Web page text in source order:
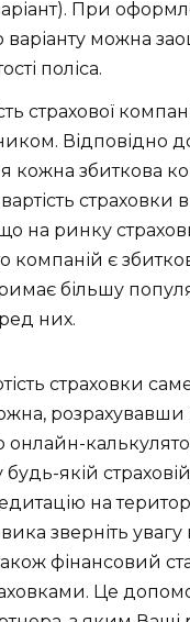
При
варіанту можна
поліса.
страхової
Відповідно
кожна збиткова
страховки
на ринку
компаній є
більшу
них.
страховки
розрахувавши
якій
на
зверніть увагу
фінансовий
Це